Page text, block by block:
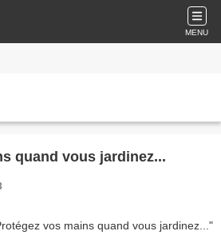
MENU
quand vous jardinez...